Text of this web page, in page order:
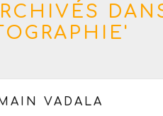
12 juillet 2026
VADALA